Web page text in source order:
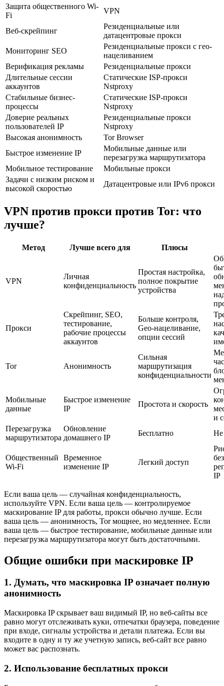
Защита общественного Wi-
Fi
VPN
Веб-скрейпинг
Резиденциальные или
датацентровые прокси
Мониторинг SEO
Резиденциальные прокси с гео-
нацеливанием
Верификация рекламы
Резиденциальные прокси
Длительные сессии
аккаунтов
Статические ISP-прокси
Nstproxy
Стабильные бизнес-
процессы
Статические ISP-прокси
Nstproxy
Доверие реальных
пользователей IP
Резиденциальные прокси
Nstproxy
Высокая анонимность
Tor Browser
Быстрое изменение IP
Мобильные данные или
перезагрузка маршрутизатора
Мобильное тестирование
Мобильные прокси
Задачи с низким риском и
высокой скоростью
Датацентровые или IPv6 прокси
VPN против прокси против Tor: что
лучше?
Метод Лучше всего для Плюсы
VPN
Личная
конфиденциальность
Простая настройка,
полное покрытие
устройства
Прокси
Скрейпинг, SEO,
тестирование,
рабочие процессы
аккаунтов
Больше контроля,
Geo-нацеливание,
опции сессий
Tor Анонимность
Сильная
маршрутизация
конфиденциальности
Мобильные
данные
Быстрое изменение
IP
Простота и скорость
и
Перезагрузка
маршрутизатора
Обновление
домашнего IP
Бесплатно Не
Общественный
Wi-Fi
Временное
изменение IP
Легкий доступ
IP
Если ваша цель — случайная конфиденциальность,
используйте VPN. Если ваша цель — контролируемое
маскирование IP для работы, прокси обычно лучше. Если
ваша цель — анонимность, Tor мощнее, но медленнее. Если
ваша цель — быстрое тестирование, мобильные данные или
перезагрузка маршрутизатора могут быть достаточными.
Общие ошибки при маскировке IP
1. Думать, что маскировка IP означает полную
анонимность
Маскировка IP скрывает ваш видимый IP, но веб-сайты все
равно могут отслеживать куки, отпечатки браузера, поведение
при входе, сигналы устройства и детали платежа. Если вы
входите в одну и ту же учетную запись, веб-сайт все равно
может вас распознать.
2. Использование бесплатных прокси